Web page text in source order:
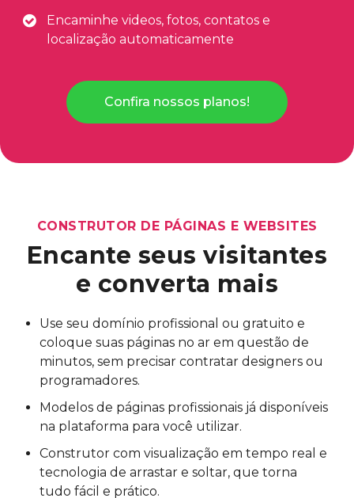
Encaminhe videos, fotos, contatos e
localização automaticamente
Confira nossos planos!
CONSTRUTOR DE PÁGINAS E WEBSITES
Encante seus visitantes
e converta mais
Use seu domínio profissional ou gratuito e
coloque suas páginas no ar em questão de
minutos, sem precisar contratar designers ou
programadores.
Modelos de páginas profissionais já disponíveis
na plataforma para você utilizar.
Construtor com visualização em tempo real e
tecnologia de arrastar e soltar, que torna
tudo fácil e prático.